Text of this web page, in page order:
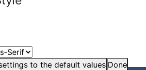
to the default values Done